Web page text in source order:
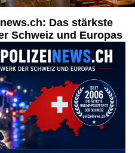
Das stärkste
Schweiz und Europas